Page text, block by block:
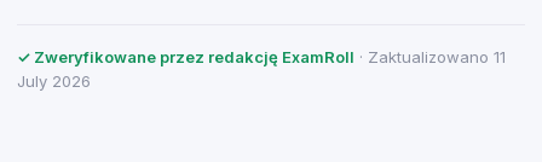
✓ Zweryfikowane przez redakcję ExamRoll · Zaktualizowano 11
July 2026